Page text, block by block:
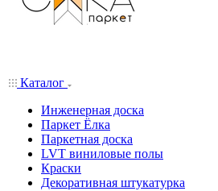
Каталог
Инженерная доска
Паркет Ёлка
Паркетная доска
LVT виниловые полы
Краски
Декоративная штукатурка